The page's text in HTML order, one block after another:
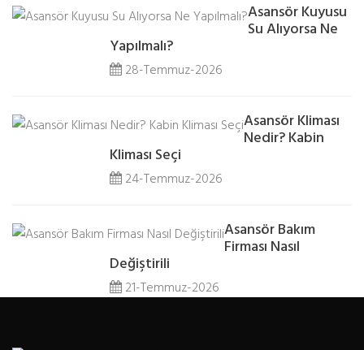
Asansör Kuyusu
Su Alıyorsa Ne
Yapılmalı?
28-Temmuz-2026
Asansör Kliması
Nedir? Kabin
Kliması Seçi
24-Temmuz-2026
Asansör Bakım
Firması Nasıl
Değiştirili
21-Temmuz-2026